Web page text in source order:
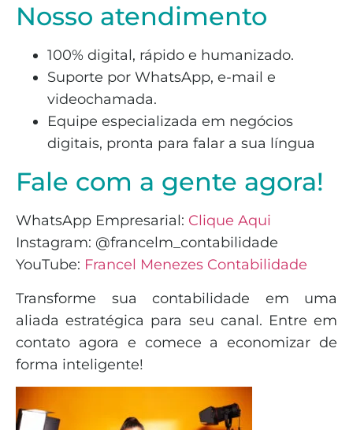
Nosso atendimento
100% digital, rápido e humanizado.
Suporte por WhatsApp, e-mail e
videochamada.
Equipe especializada em negócios
digitais, pronta para falar a sua língua
Fale com a gente agora!
WhatsApp Empresarial: Clique Aqui
Instagram: @francelm_contabilidade
YouTube: Francel Menezes Contabilidade
Transforme sua contabilidade em uma
aliada estratégica para seu canal. Entre em
contato agora e comece a economizar de
forma inteligente!